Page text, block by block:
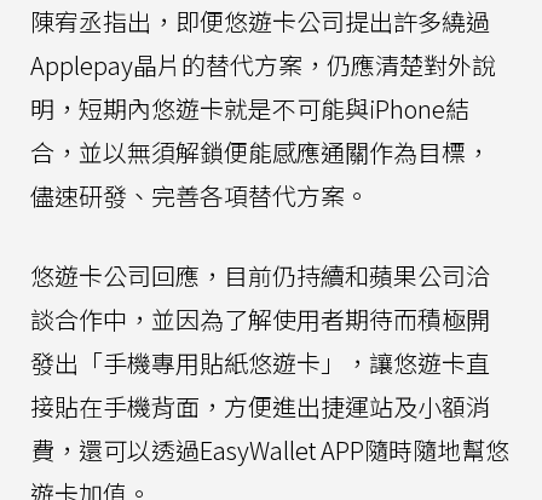
陳宥丞指出，即便悠遊卡公司提出許多繞過
Applepay晶片的替代方案，仍應清楚對外說
明，短期內悠遊卡就是不可能與iPhone結
合，並以無須解鎖便能感應通關作為目標，
儘速研發、完善各項替代方案。
悠遊卡公司回應，目前仍持續和蘋果公司洽
談合作中，並因為了解使用者期待而積極開
發出「手機專用貼紙悠遊卡」，讓悠遊卡直
接貼在手機背面，方便進出捷運站及小額消
費，還可以透過EasyWallet APP隨時隨地幫悠
遊卡加值。